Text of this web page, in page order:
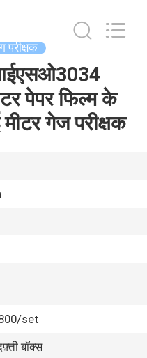
पेपर फिल्म के
गेज परीक्षक
set
बॉक्स